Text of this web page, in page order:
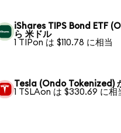
iShares TIPS Bond ETF
ら 米ドル
1 TIPon は $110.78 に相当
Tesla (Ondo Tokenized)
1 TSLAon は $330.69 に相